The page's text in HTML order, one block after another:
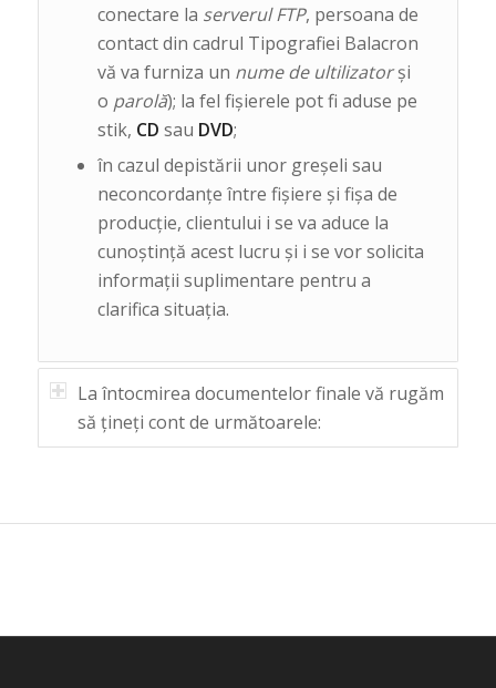
conectare la serverul FTP, persoana de
contact din cadrul Tipografiei Balacron
vă va furniza un nume de ultilizatorşi
o parolă); la fel fișierele pot fi aduse pe
stik, CD sau DVD;
în cazul depistării unor greşeli sau
neconcordanţe între fișiere şi fişa de
producţie, clientului i se va aduce la
cunoştinţă acest lucru şi i se vor solicita
informaţii suplimentare pentru a
clarifica situaţia.
La întocmirea documentelor finale vă rugăm
să ţineţi cont de următoarele: